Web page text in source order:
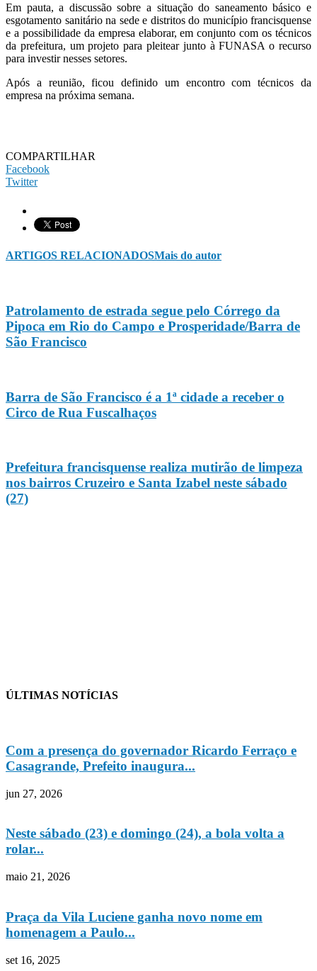
Em pauta, a discussão sobre a situação do saneamento básico e
esgotamento sanitário na sede e distritos do município francisquense
e a possibilidade da empresa elaborar, em conjunto com os técnicos
da prefeitura, um projeto para pleitear junto à FUNASA o recurso
para investir nesses setores.
Após a reunião, ficou definido um encontro com técnicos da
empresa na próxima semana.
COMPARTILHAR
Facebook
Twitter
ARTIGOS RELACIONADOSMais do autor
Patrolamento de estrada segue pelo Córrego da
Pipoca em Rio do Campo e Prosperidade/Barra de
São Francisco
Barra de São Francisco é a 1ª cidade a receber o
Circo de Rua Fuscalhaços
Prefeitura francisquense realiza mutirão de limpeza
nos bairros Cruzeiro e Santa Izabel neste sábado
(27)
ÚLTIMAS NOTÍCIAS
Com a presença do governador Ricardo Ferraço e
Casagrande, Prefeito inaugura...
jun 27, 2026
Neste sábado (23) e domingo (24), a bola volta a
rolar...
maio 21, 2026
Praça da Vila Luciene ganha novo nome em
homenagem a Paulo...
set 16, 2025